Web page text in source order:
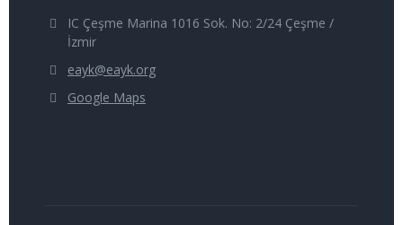
IC Çeşme Marina 1016 Sok. No: 2/24 Çeşme /
İzmir
eayk@eayk.org
Google Maps